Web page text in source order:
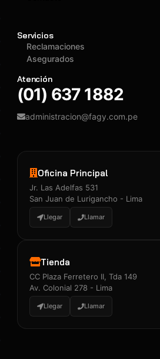
Servicios
Reclamaciones
Asegurados
Atención
(01) 637 1882
administracion@fagy.com.pe
Oficina Principal
Jr. Las Adelfas 531
San Juan de Lurigancho - Lima
Llegar Llamar
Tienda
CC Plaza Ferretero II, Tda 149
Av. Colonial 278 - Lima
Llegar Llamar